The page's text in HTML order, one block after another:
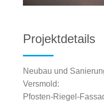
Projektdetails
Neubau und
Versmold:
Pfosten-Riegel-